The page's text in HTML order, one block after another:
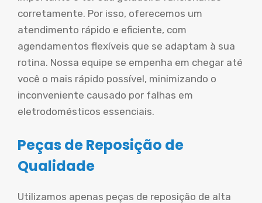
corretamente. Por isso, oferecemos um
atendimento rápido e eficiente, com
agendamentos flexíveis que se adaptam à sua
rotina. Nossa equipe se empenha em chegar até
você o mais rápido possível, minimizando o
inconveniente causado por falhas em
eletrodomésticos essenciais.
Peças de Reposição de
Qualidade
Utilizamos apenas peças de reposição de alta